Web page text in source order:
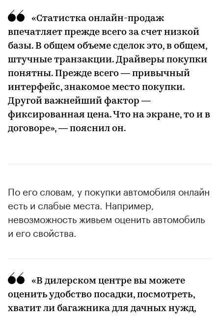
«Статистка онлайн-продаж
впечатляет прежде всего за счет низкой
базы. В общем объеме сделок это, в общем,
штучные транзакции. Драйверы покупки
понятны. Прежде всего — привычный
интерфейс, знакомое место покупки.
Другой важнейший фактор —
фиксированная цена. Что на экране, то и в
договоре», — пояснил он.
По его словам, у покупки автомобиля онлайн
есть и слабые места. Например,
невозможность живьем оценить автомобиль
и его свойства.
«В дилерском центре вы можете
оценить удобство посадки, посмотреть,
хватит ли багажника для дачных нужд,